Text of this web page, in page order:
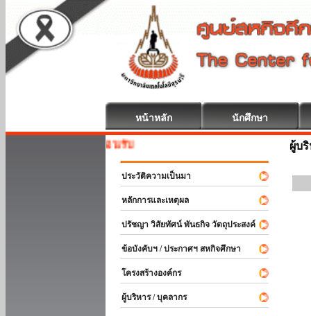
หน้าหลัก นักศึกษา
กิจศึกษา ยินดีต้อนรับ
ประวัติความเป็นมา
หลักการและเหตุผล
ปรัชญา วิสัยทัศน์ พันธกิจ วัตถุประสงค์
ข้อบังคับฯ / ประกาศฯ สหกิจศึกษา
โครงสร้างองค์กร
ผู้บริหาร / บุคลากร
ผู้บ